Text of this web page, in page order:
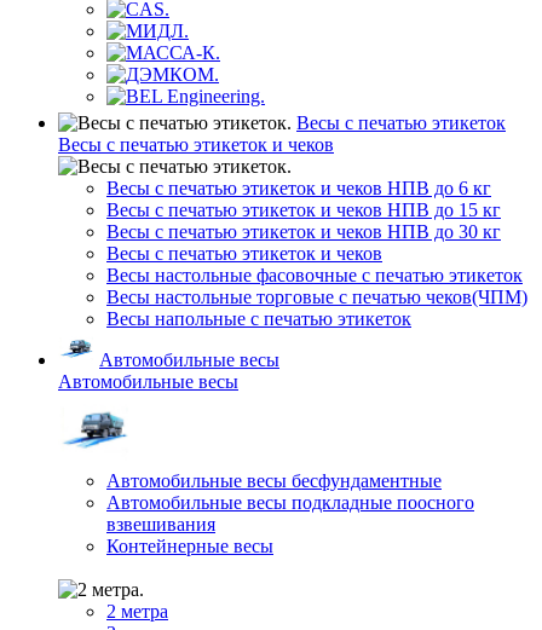
Весы с печатью этикеток
Весы с печатью этикеток и чеков
Весы с печатью этикеток и чеков НПВ до 6 кг
Весы с печатью этикеток и чеков НПВ до 15 кг
Весы с печатью этикеток и чеков НПВ до 30 кг
Весы с печатью этикеток и чеков
Весы настольные фасовочные с печатью этикеток
Весы настольные торговые с печатью чеков(ЧПМ)
Весы напольные с печатью этикеток
Автомобильные весы
Автомобильные весы
Автомобильные весы бесфундаментные
Автомобильные весы подкладные поосного
взвешивания
Контейнерные весы
2 метра